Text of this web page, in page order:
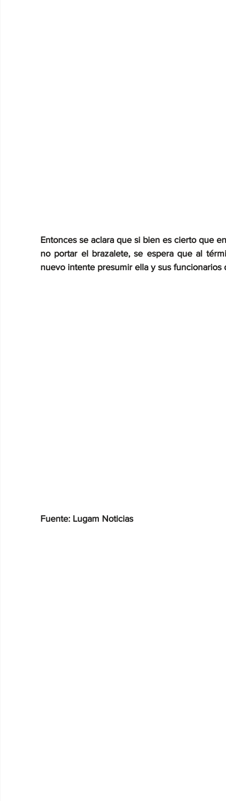
Entonces se aclara que si bien es cierto que
no portar el brazalete, se espera que al
nuevo intente presumir ella y sus funcionarios
Fuente: Lugam Noticias